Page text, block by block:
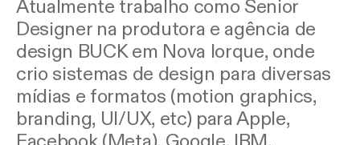
Atualmente trabalho como Senior
Designer na produtora e agência de
design BUCK em Nova Iorque, onde
crio sistemas de design para diversas
mídias e formatos (motion graphics,
branding, UI/UX, etc) para Apple,